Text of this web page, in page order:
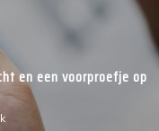
en een voorproefje op